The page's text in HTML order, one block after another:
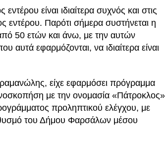
είναι ιδιαίτερα συχνός και στις
εντέρου. Παρότι σήμερα συστήνεται η
50 ετών και άνω, με την αυτών
εφαρμόζονται, να ιδιαίτερα είναι
είχε εφαρμόσει πρόγραμμα
με την ονομασία «Πάτροκλος»
προληπτικού ελέγχου, με
του Δήμου Φαρσάλων μέσου